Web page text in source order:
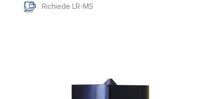
Richiede LR-MS